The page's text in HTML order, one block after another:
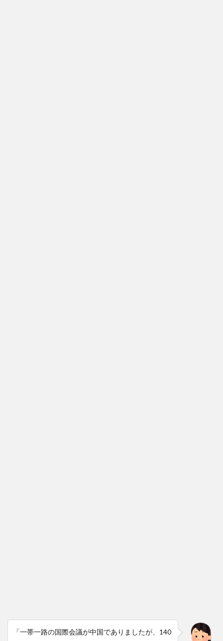
「一帯一路の国際会議が中国でありましたが、140